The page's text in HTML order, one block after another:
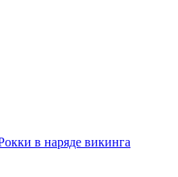
в наряде викинга